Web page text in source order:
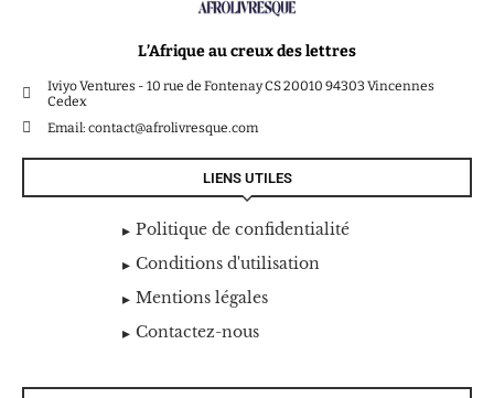
L’Afrique au creux des lettres
Iviyo Ventures - 10 rue de Fontenay CS 20010 94303 Vincennes
Cedex
Email: contact@afrolivresque.com
LIENS UTILES
Politique de confidentialité
Conditions d'utilisation
Mentions légales
Contactez-nous